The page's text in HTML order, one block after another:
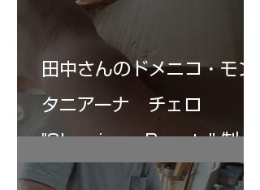
田中さんのドメニコ・モン
タニアーナ チェロ
"Sleeping・Beauty” 制作
記 30